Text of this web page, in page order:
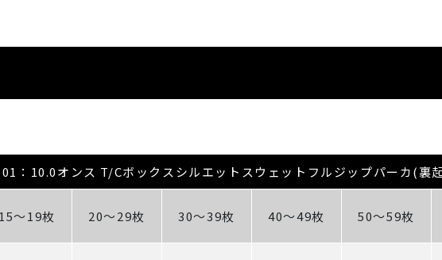
：10.0オンス T/Cボックスシルエットスウェットフルジップパーカ(裏
～19枚 20～29枚 30～39枚 40～49枚 50～59枚